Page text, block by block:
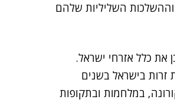
השליליות שלהם
את כלל אזרחי ישראל.
בישראל בשנים
במלחמות ובתקופות